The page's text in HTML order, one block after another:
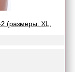
(размеры: XL,